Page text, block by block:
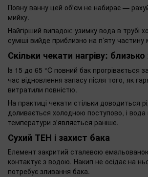
Повну ванну цей обʼєм не набирає —
мийку.
Найгірший випадок: узимку вода в трубі
суміші вийде приблизно на п’яту
Скільки чекати нагріву:
Із 15 до 65 °C повний бак прогрівається
час відновлення запасу після того, як
витратили повністю.
На практиці чекати стільки доводиться
доливається холодною поступово, і вода
температури зʼявляється раніше.
Сухий ТЕН і захист бака
Елемент закритий сталевою
контактує з водою. Накип не осідає на
потребує зливання бака.